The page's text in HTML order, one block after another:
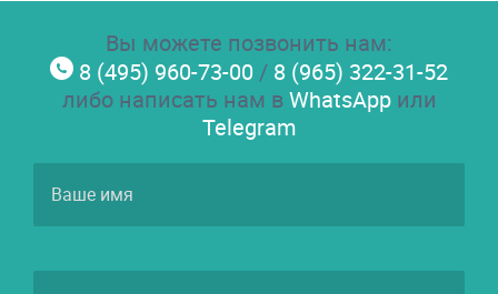
Вы можете позвонить нам:
8 (495) 960-73-00 / 8 (965) 322-31-52
либо написать нам вWhatsAppили
Telegram